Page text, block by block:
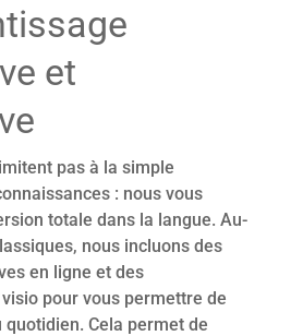
et
pas à la simple
: nous vous
totale dans la langue. Au-
nous incluons des
en ligne et des
pour vous permettre de
Cela permet de